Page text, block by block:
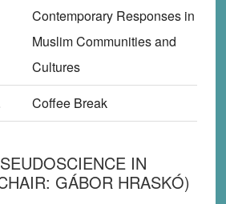
Contemporary Responses in
Muslim Communities and
Cultures
Coffee Break
IN
GÁBOR HRASKÓ)